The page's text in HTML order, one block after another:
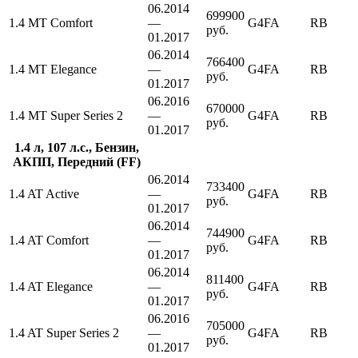
1.4 MT Comfort
06.2014
—
01.2017
699900
руб.
G4FA RB
1.4 MT Elegance
06.2014
—
01.2017
766400
руб.
G4FA RB
1.4 MT Super Series 2
06.2016
—
01.2017
670000
руб.
G4FA RB
1.4 л, 107 л.с., Бензин,
АКПП, Передний (FF)
1.4 AT Active
06.2014
—
01.2017
733400
руб.
G4FA RB
1.4 AT Comfort
06.2014
—
01.2017
744900
руб.
G4FA RB
1.4 AT Elegance
06.2014
—
01.2017
811400
руб.
G4FA RB
1.4 AT Super Series 2
06.2016
—
01.2017
705000
руб.
G4FA RB